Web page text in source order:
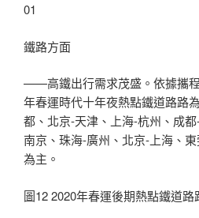
01
鐵路方面
——高鐵出行需求茂盛。依據攜
年春運時代十年夜熱點鐵道路路
都、北京-天津、上海-杭州、成
南京、珠海-廣州、北京-上海、
為主。
圖12 2020年春運後期熱點鐵道路